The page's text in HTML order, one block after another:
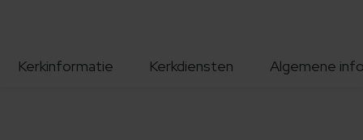
Kerkinformatie Kerkdiensten Algemene